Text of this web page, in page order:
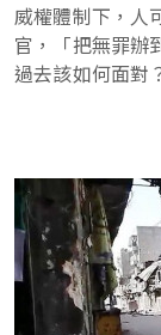
威權體制下，人
官，「把無罪辦
過去該如何面對